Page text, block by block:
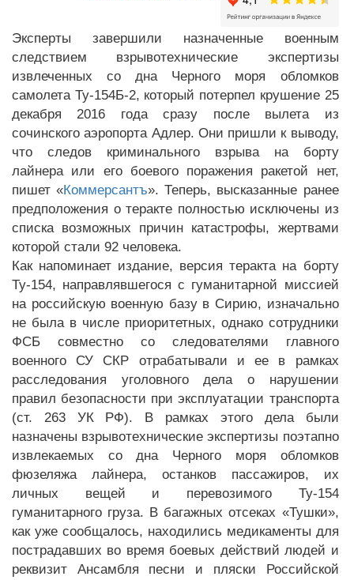
Эксперты завершили назначенные военным
следствием взрывотехнические экспертизы
извлеченных со дна Черного моря обломков
самолета Ту-154Б-2, который потерпел крушение 25
декабря 2016 года сразу после вылета из
сочинского аэропорта Адлер. Они пришли к выводу,
что следов криминального взрыва на борту
лайнера или его боевого поражения ракетой нет,
пишет «Коммерсантъ». Теперь, высказанные ранее
предположения о теракте полностью исключены из
списка возможных причин катастрофы, жертвами
которой стали 92 человека.
Как напоминает издание, версия теракта на борту
Ту-154, направлявшегося с гуманитарной миссией
на российскую военную базу в Сирию, изначально
не была в числе приоритетных, однако сотрудники
ФСБ совместно со следователями главного
военного СУ СКР отрабатывали и ее в рамках
расследования уголовного дела о нарушении
правил безопасности при эксплуатации транспорта
(ст. 263 УК РФ). В рамках этого дела были
назначены взрывотехнические экспертизы поэтапно
извлекаемых со дна Черного моря обломков
фюзеляжа лайнера, останков пассажиров, их
личных вещей и перевозимого Ту-154
гуманитарного груза. В багажных отсеках «Тушки»,
как уже сообщалось, находились медикаменты для
пострадавших во время боевых действий людей и
реквизит Ансамбля песни и пляски Российской